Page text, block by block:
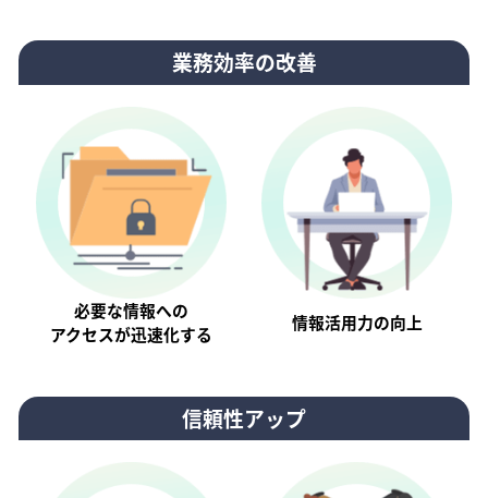
業務効率の改善
必要な情報への
アクセスが迅速化する
情報活⽤⼒の向上
信頼性アップ